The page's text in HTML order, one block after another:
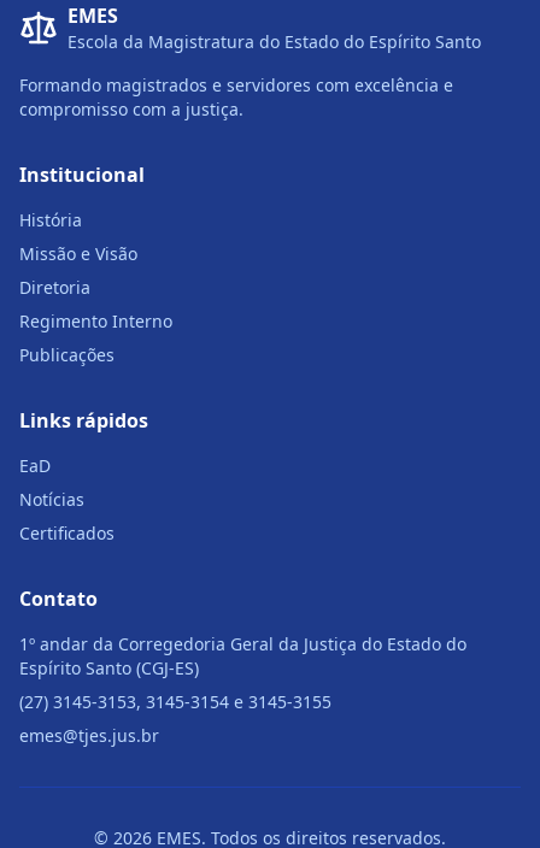
EMES
Escola da Magistratura do Estado do Espírito Santo
Formando magistrados e servidores com excelência e
compromisso com a justiça.
Institucional
História
Missão e Visão
Diretoria
Regimento Interno
Publicações
Links rápidos
EaD
Notícias
Certificados
Contato
1º andar da Corregedoria Geral da Justiça do Estado do
Espírito Santo (CGJ-ES)
(27) 3145-3153, 3145-3154 e 3145-3155
emes@tjes.jus.br
© 2026 EMES. Todos os direitos reservados.